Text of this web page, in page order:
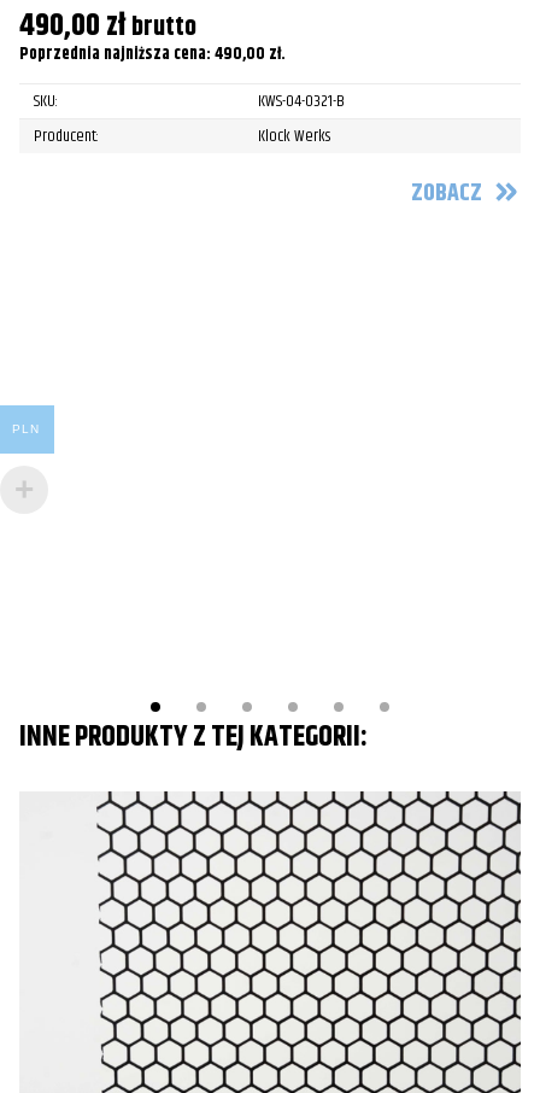
490,00złbrutto
Poprzednia najniższa cena:490,00 zł.
SKU:
KWS-04-0321-B
Producent:
Klock Werks
ZOBACZ
INNE PRODUKTY Z TEJ KATEGORII:
PLN